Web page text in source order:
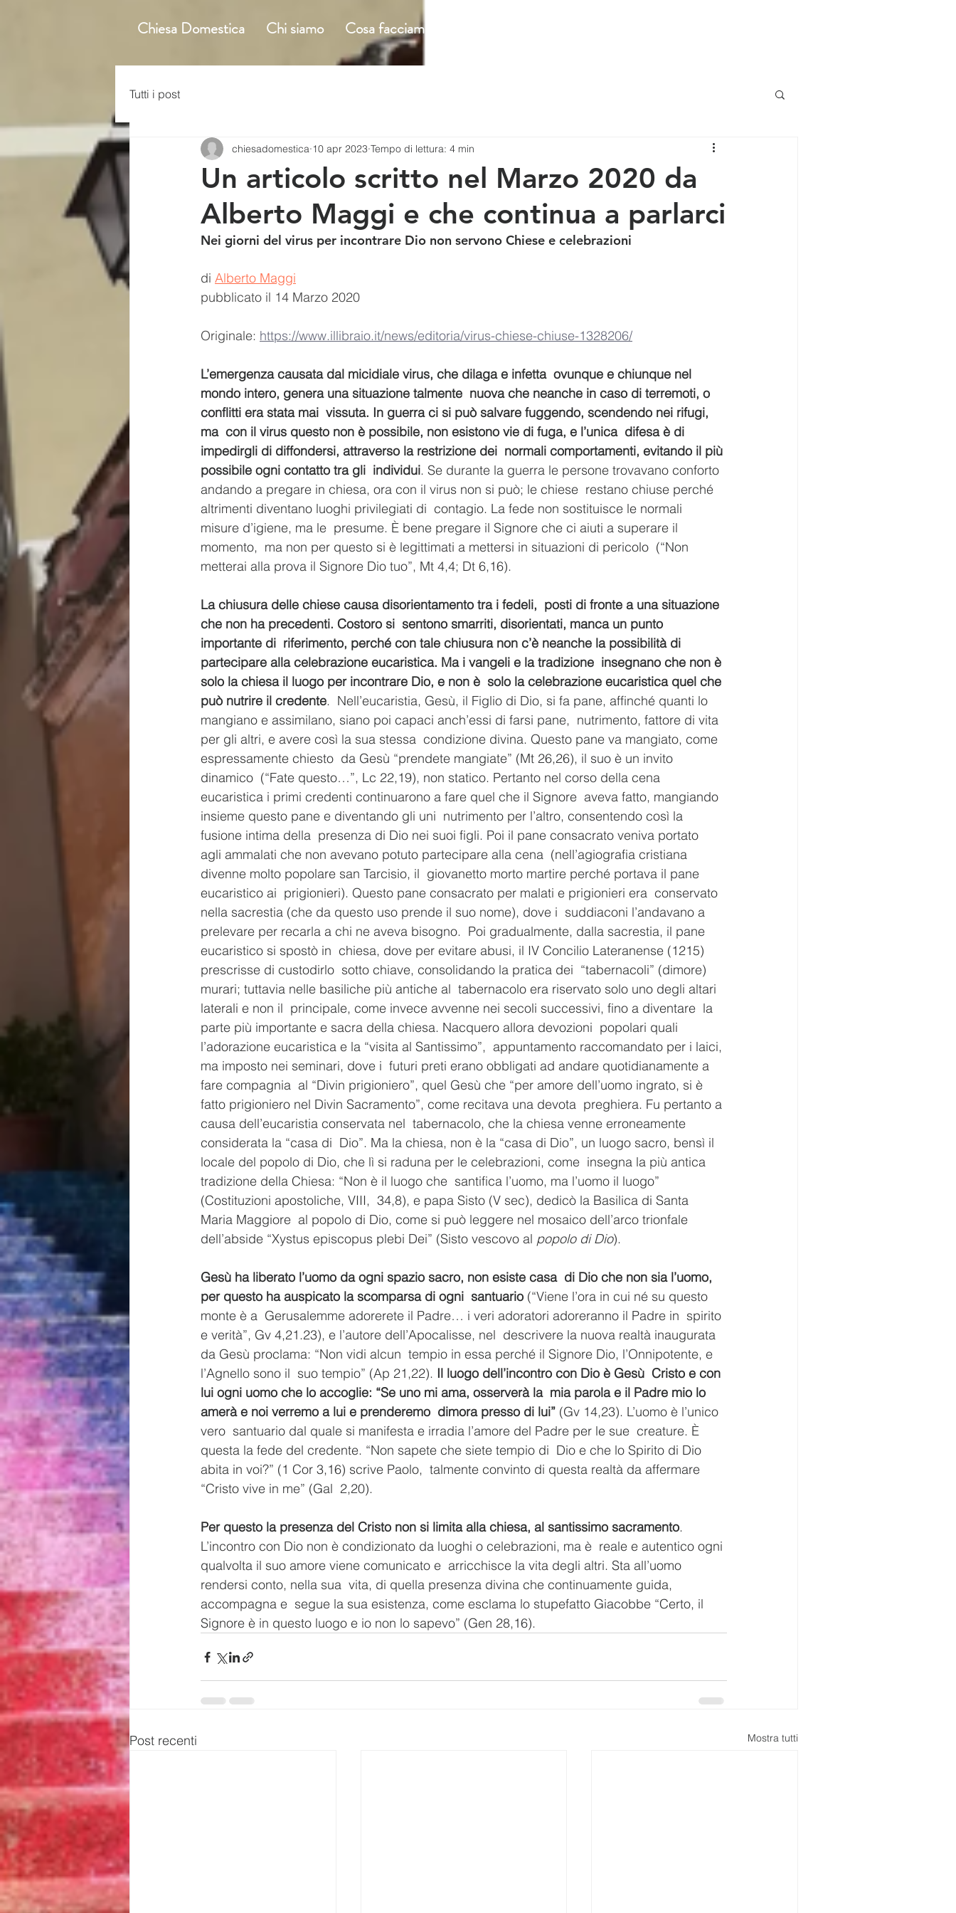
Chiesa Domestica Chi siamo Cosa facciamo
Tutti i post
Un articolo scritto nel Marzo 2020 da
Alberto Maggi e che continua a parlarci
chiesadomestica 10 apr 2023 Tempo di lettura: 4 min
Nei giorni del virus per incontrare Dio non servono Chiese e celebrazioni
di Alberto Maggi
pubblicato il 14 Marzo 2020
Originale: https://www.illibraio.it/news/editoria/virus-chiese-chiuse-1328206/
L’emergenza causata dal micidiale virus, che dilaga e infetta  ovunque e chiunque nel
mondo intero, genera una situazione talmente  nuova che neanche in caso di terremoti, o
conflitti era stata mai  vissuta. In guerra ci si può salvare fuggendo, scendendo nei rifugi,
ma  con il virus questo non è possibile, non esistono vie di fuga, e l’unica  difesa è di
impedirgli di diffondersi, attraverso la restrizione dei  normali comportamenti, evitando il più
possibile ogni contatto tra gli  individui. Se durante la guerra le persone trovavano conforto
andando a pregare in chiesa, ora con il virus non si può; le chiese  restano chiuse perché
altrimenti diventano luoghi privilegiati di  contagio. La fede non sostituisce le normali
misure d’igiene, ma le  presume. È bene pregare il Signore che ci aiuti a superare il
momento,  ma non per questo si è legittimati a mettersi in situazioni di pericolo  (“Non
metterai alla prova il Signore Dio tuo”, Mt 4,4; Dt 6,16).
La chiusura delle chiese causa disorientamento tra i fedeli,  posti di fronte a una situazione
che non ha precedenti. Costoro si  sentono smarriti, disorientati, manca un punto
importante di  riferimento, perché con tale chiusura non c’è neanche la possibilità di
partecipare alla celebrazione eucaristica. Ma i vangeli e la tradizione  insegnano che non è
solo la chiesa il luogo per incontrare Dio, e non è  solo la celebrazione eucaristica quel che
può nutrire il credente.  Nell’eucaristia, Gesù, il Figlio di Dio, si fa pane, affinché quanti lo
mangiano e assimilano, siano poi capaci anch’essi di farsi pane,  nutrimento, fattore di vita
per gli altri, e avere così la sua stessa  condizione divina. Questo pane va mangiato, come
espressamente chiesto  da Gesù “prendete mangiate” (Mt 26,26), il suo è un invito
dinamico  (“Fate questo…”, Lc 22,19), non statico. Pertanto nel corso della cena
eucaristica i primi credenti continuarono a fare quel che il Signore  aveva fatto, mangiando
insieme questo pane e diventando gli uni  nutrimento per l’altro, consentendo così la
fusione intima della  presenza di Dio nei suoi figli. Poi il pane consacrato veniva portato
agli ammalati che non avevano potuto partecipare alla cena  (nell’agiografia cristiana
divenne molto popolare san Tarcisio, il  giovanetto morto martire perché portava il pane
eucaristico ai  prigionieri). Questo pane consacrato per malati e prigionieri era  conservato
nella sacrestia (che da questo uso prende il suo nome), dove i  suddiaconi l’andavano a
prelevare per recarla a chi ne aveva bisogno.  Poi gradualmente, dalla sacrestia, il pane
eucaristico si spostò in  chiesa, dove per evitare abusi, il IV Concilio Lateranense (1215)
prescrisse di custodirlo  sotto chiave, consolidando la pratica dei  “tabernacoli” (dimore)
murari; tuttavia nelle basiliche più antiche al  tabernacolo era riservato solo uno degli altari
laterali e non il  principale, come invece avvenne nei secoli successivi, fino a diventare  la
parte più importante e sacra della chiesa. Nacquero allora devozioni  popolari quali
l’adorazione eucaristica e la “visita al Santissimo”,  appuntamento raccomandato per i laici,
ma imposto nei seminari, dove i  futuri preti erano obbligati ad andare quotidianamente a
fare compagnia  al “Divin prigioniero”, quel Gesù che “per amore dell’uomo ingrato, si è
fatto prigioniero nel Divin Sacramento”, come recitava una devota  preghiera. Fu pertanto a
causa dell’eucaristia conservata nel  tabernacolo, che la chiesa venne erroneamente
considerata la “casa di  Dio”. Ma la chiesa, non è la “casa di Dio”, un luogo sacro, bensì il
locale del popolo di Dio, che lì si raduna per le celebrazioni, come  insegna la più antica
tradizione della Chiesa: “Non è il luogo che  santifica l’uomo, ma l’uomo il luogo”
(Costituzioni apostoliche, VIII,  34,8), e papa Sisto (V sec), dedicò la Basilica di Santa
Maria Maggiore  al popolo di Dio, come si può leggere nel mosaico dell’arco trionfale
dell’abside “Xystus episcopus plebi Dei” (Sisto vescovo al popolo di Dio).
Gesù ha liberato l’uomo da ogni spazio sacro, non esiste casa  di Dio che non sia l’uomo,
per questo ha auspicato la scomparsa di ogni  santuario (“Viene l’ora in cui né su questo
monte è a  Gerusalemme adorerete il Padre… i veri adoratori adoreranno il Padre in  spirito
e verità”, Gv 4,21.23), e l’autore dell’Apocalisse, nel  descrivere la nuova realtà inaugurata
da Gesù proclama: “Non vidi alcun  tempio in essa perché il Signore Dio, l’Onnipotente, e
l’Agnello sono il  suo tempio” (Ap 21,22). Il luogo dell’incontro con Dio è Gesù  Cristo e con
lui ogni uomo che lo accoglie: “Se uno mi ama, osserverà la  mia parola e il Padre mio lo
amerà e noi verremo a lui e prenderemo  dimora presso di lui” (Gv 14,23). L’uomo è l’unico
vero  santuario dal quale si manifesta e irradia l’amore del Padre per le sue  creature. È
questa la fede del credente. “Non sapete che siete tempio di  Dio e che lo Spirito di Dio
abita in voi?” (1 Cor 3,16) scrive Paolo,  talmente convinto di questa realtà da affermare
“Cristo vive in me” (Gal  2,20).
Per questo la presenza del Cristo non si limita alla chiesa, al santissimo sacramento.
L’incontro con Dio non è condizionato da luoghi o celebrazioni, ma è  reale e autentico ogni
qualvolta il suo amore viene comunicato e  arricchisce la vita degli altri. Sta all’uomo
rendersi conto, nella sua  vita, di quella presenza divina che continuamente guida,
accompagna e  segue la sua esistenza, come esclama lo stupefatto Giacobbe “Certo, il
Signore è in questo luogo e io non lo sapevo” (Gen 28,16).
Post recenti Mostra tutti